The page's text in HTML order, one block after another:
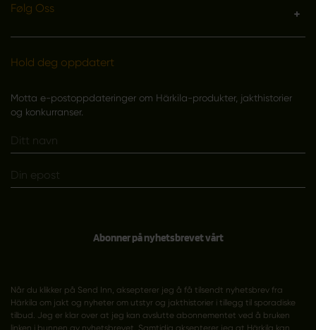
Følg Oss
Hold deg oppdatert
Motta e-postoppdateringer om Härkila-produkter, jakthistorier
og konkurranser.
Abonner på nyhetsbrevet vårt
Når du klikker på Send Inn, aksepterer jeg å få tilsendt nyhetsbrev fra
Härkila om jakt og nyheter om utstyr og jakthistorier i tillegg til sporadiske
tilbud. Jeg er klar over at jeg kan avslutte abonnementet ved å bruken
linken i bunnen av nyhetsbrevet. Samtidig aksepterer jeg at Härkila kan